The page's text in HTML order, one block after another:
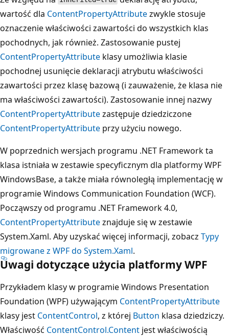
wartość dla ContentPropertyAttributezwykle stosuje
oznaczenie właściwości zawartości do wszystkich klas
pochodnych, jak również. Zastosowanie pustej
ContentPropertyAttribute klasy umożliwia klasie
pochodnej usunięcie deklaracji atrybutu właściwości
zawartości przez klasę bazową (i zauważenie, że klasa nie
ma właściwości zawartości). Zastosowanie innej nazwy
ContentPropertyAttributezastępuje dziedziczone
ContentPropertyAttribute przy użyciu nowego.
W poprzednich wersjach programu .NET Framework ta
klasa istniała w zestawie specyficznym dla platformy WPF
WindowsBase, a także miała równoległą implementację w
programie Windows Communication Foundation (WCF).
Począwszy od programu .NET Framework 4.0,
ContentPropertyAttributeznajduje się w zestawie
System.Xaml. Aby uzyskać więcej informacji, zobacz Typy
migrowane z WPF do System.Xaml.
Uwagi dotyczące użycia platformy WPF
Przykładem klasy w programie Windows Presentation
Foundation (WPF) używającym ContentPropertyAttribute
klasy jest ContentControl, z której Button klasa dziedziczy.
Właściwość ContentControl.Content jest właściwością